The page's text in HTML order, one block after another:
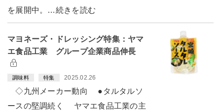
を展開中。…続きを読む
マヨネーズ・ドレッシング特集：ヤマ
エ食品工業 グループ企業商品伸長
調味料 特集 2025.02.26
◇九州メーカー動向 ●タルタルソ
ースの堅調続く ヤマエ食品工業の主